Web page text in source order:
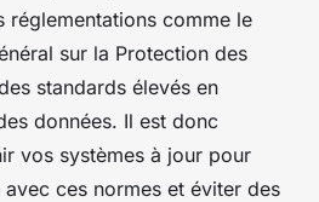
réglementations comme le
sur la Protection des
standards élevés en
données. Il est donc
vos systèmes à jour pour
ces normes et éviter des